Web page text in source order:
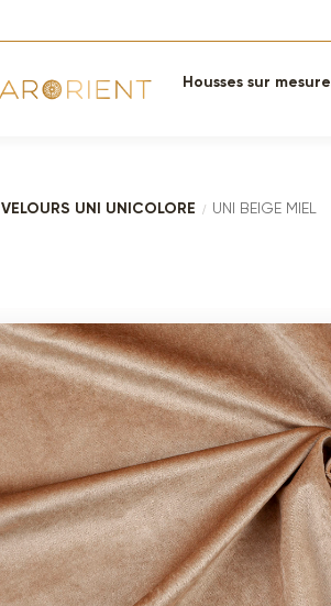
Housses sur mesure
VELOURS UNI UNICOLORE UNI BEIGE MIEL